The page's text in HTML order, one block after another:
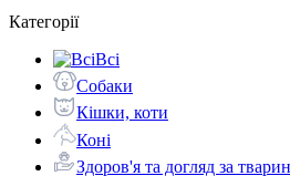
Категорії
Всі
Собаки
Кішки, коти
Коні
Здоров'я та догляд за